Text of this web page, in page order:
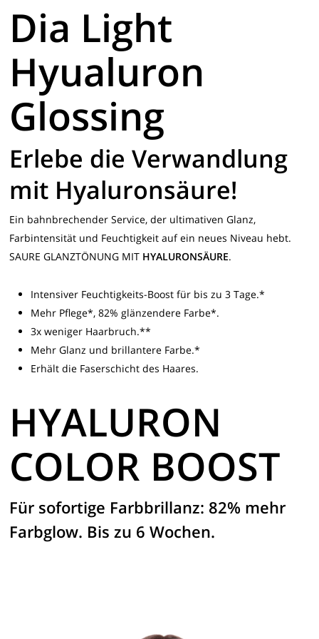
Dia Light
Hyualuron
Glossing
Erlebe die Verwandlung
mit Hyaluronsäure!
Ein bahnbrechender Service, der ultimativen Glanz,
Farbintensität und Feuchtigkeit auf ein neues Niveau hebt.
SAURE GLANZTÖNUNG MIT HYALURONSÄURE.
Intensiver Feuchtigkeits-Boost für bis zu 3 Tage.*
Mehr Pflege*, 82% glänzendere Farbe*.
3x weniger Haarbruch.**
Mehr Glanz und brillantere Farbe.*
Erhält die Faserschicht des Haares.
HYALURON
COLOR BOOST
Für sofortige Farbbrillanz: 82% mehr
Farbglow. Bis zu 6 Wochen.